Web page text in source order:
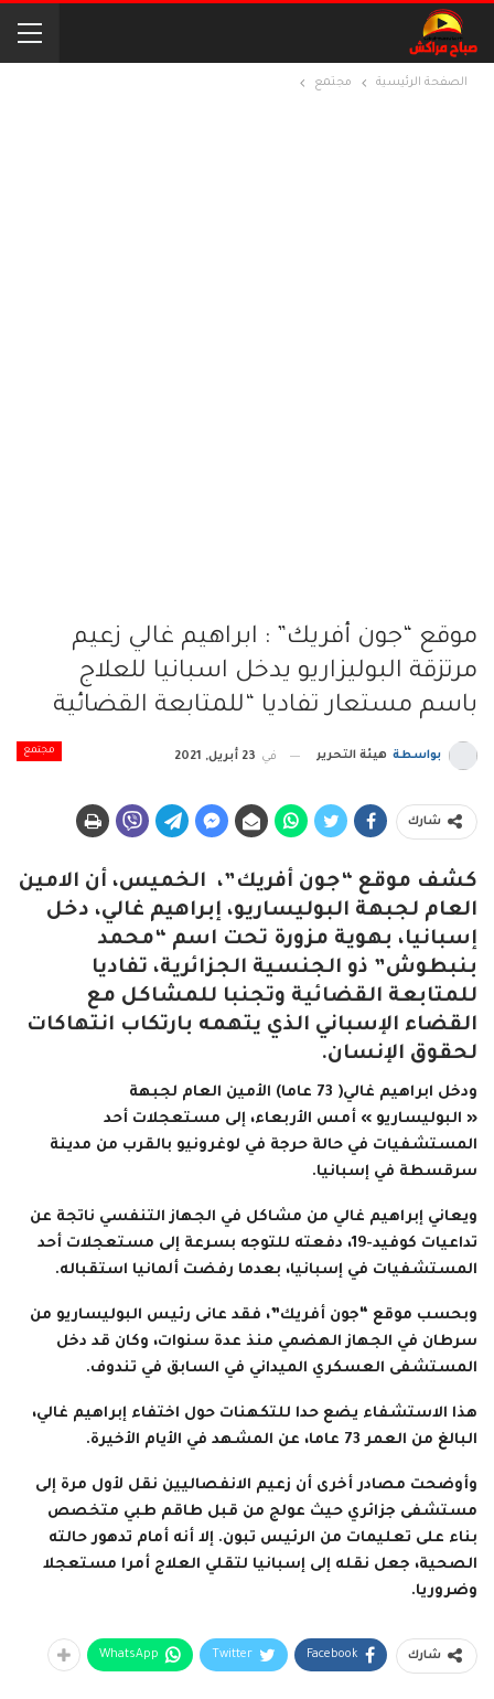
الصفحة الرئيسية مجتمع
موقع “جون أفريك” : ابراهيم غالي زعيم
مرتزقة البوليزاريو يدخل اسبانيا للعلاج
باسم مستعار تفاديا “للمتابعة القضائية
مجتمع بواسطة هيئة التحرير في 23 أبريل, 2021
شارك
كشف موقع “جون أفريك”، الخميس، أن الامين
العام لجبهة البوليساريو، إبراهيم غالي، دخل
إسبانيا، بهوية مزورة تحت اسم “محمد
بنبطوش” ذو الجنسية الجزائرية، تفاديا
للمتابعة القضائية وتجنبا للمشاكل مع
القضاء الإسباني الذي يتهمه بارتكاب انتهاكات
لحقوق الإنسان.
ودخل ابراهيم غالي( 73 عاما) الأمين العام لجبهة
« البوليساريو » أمس الأربعاء، إلى مستعجلات أحد
المستشفيات في حالة حرجة في لوغرونيو بالقرب من مدينة
سرقسطة في إسبانيا.
ويعاني إبراهيم غالي من مشاكل في الجهاز التنفسي ناتجة عن
تداعيات كوفيد-19، دفعته للتوجه بسرعة إلى مستعجلات أحد
المستشفيات في إسبانيا، بعدما رفضت ألمانيا استقباله.
وبحسب موقع “جون أفريك”، فقد عانى رئيس البوليساريو من
سرطان في الجهاز الهضمي منذ عدة سنوات، وكان قد دخل
المستشفى العسكري الميداني في السابق في تندوف.
هذا الاستشفاء يضع حدا للتكهنات حول اختفاء إبراهيم غالي،
البالغ من العمر 73 عاما، عن المشهد في الأيام الأخيرة.
وأوضحت مصادر أخرى أن زعيم الانفصاليين نقل لأول مرة إلى
مستشفى جزائري حيث عولج من قبل طاقم طبي متخصص
بناء على تعليمات من الرئيس تبون. إلا أنه أمام تدهور حالته
الصحية، جعل نقله إلى إسبانيا لتقلي العلاج أمرا مستعجلا
وضروريا.
شارك Facebook
Twitter
WhatsApp